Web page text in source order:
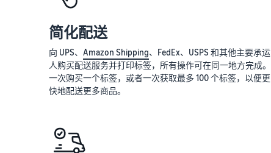
简化配送
向 UPS、 Amazon Shipping、FedEx、USPS 和其他主要承运
人购买配送服务并打印标签，所有操作可在同一地方完成。
一次购买一个标签，或者一次获取最多 100 个标签，以便更
快地配送更多商品。